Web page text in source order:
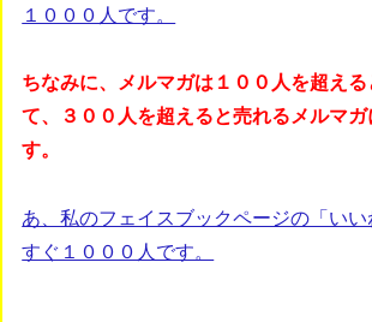
１０００人です。
ちなみに、メルマガは１００人を超え
て、３００人を超えると売れるメルマガ
す。
あ、私のフェイスブックページの「いい
すぐ１０００人です。